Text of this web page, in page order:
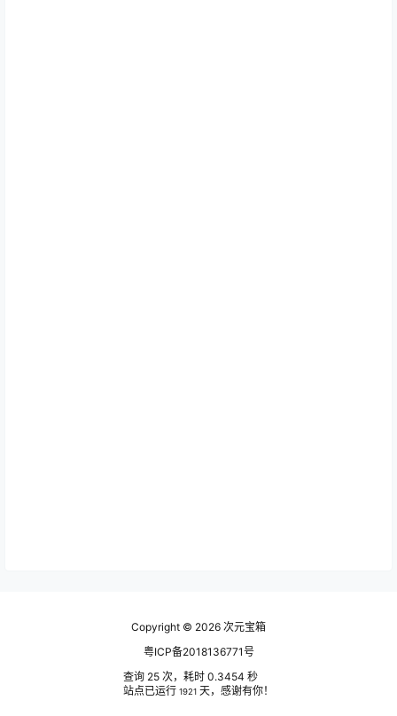
Copyright © 2026 次元宝箱
粤ICP备2018136771号
查询 25 次，耗时 0.3454 秒
站点已运行 1921 天，感谢有你！